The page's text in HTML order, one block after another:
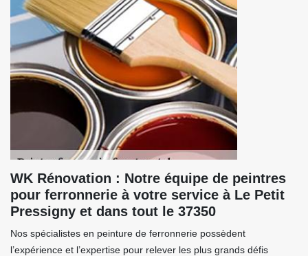
WK Rénovation : Notre équipe de peintres
pour ferronnerie à votre service à Le Petit
Pressigny et dans tout le 37350
Nos spécialistes en peinture de ferronnerie possèdent
l’expérience et l’expertise pour relever les plus grands défis